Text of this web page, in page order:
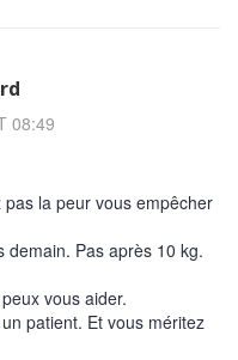
08:49
la peur vous empêcher
demain. Pas après 10 kg.
vous aider.
patient. Et vous méritez